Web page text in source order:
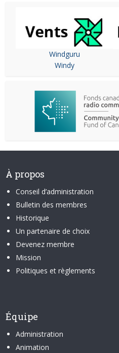
Windguru
Windy
À propos
Conseil d’administration
Bulletin des membres
Historique
Un partenaire de choix
Devenez membre
Mission
Politiques et règlements
Équipe
Administration
Animation